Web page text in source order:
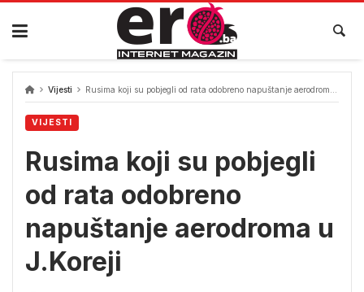
Skip
content
Vijesti Rusima koji su pobjegli od rata odobreno napuštanje aerodroma u J.Koreji
VIJESTI
Rusima koji su pobjegli
od rata odobreno
napuštanje aerodroma u
J.Koreji